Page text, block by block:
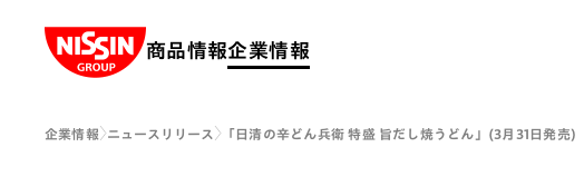
Nissin Group
商品情報企業情報
企業情報 ニュースリリース 「日清の辛どん兵衛 特盛 旨だし焼うどん」(3月31日発売)